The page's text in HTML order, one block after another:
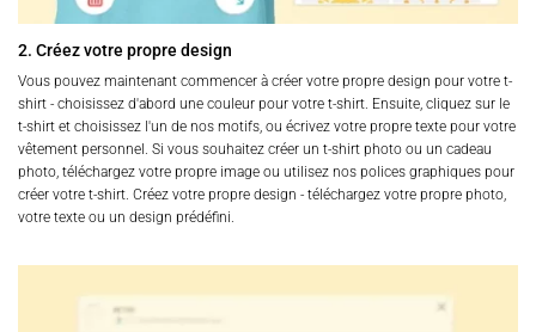
2. Créez votre propre design
Vous pouvez maintenant commencer à créer votre propre design pour votre t-
shirt - choisissez d'abord une couleur pour votre t-shirt. Ensuite, cliquez sur le
t-shirt et choisissez l'un de nos motifs, ou écrivez votre propre texte pour votre
vêtement personnel. Si vous souhaitez créer un t-shirt photo ou un cadeau
photo, téléchargez votre propre image ou utilisez nos polices graphiques pour
créer votre t-shirt. Créez votre propre design - téléchargez votre propre photo,
votre texte ou un design prédéfini.